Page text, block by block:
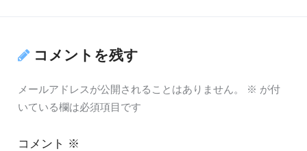
コメントを残す
メールアドレスが公開されることはありません。 ※ が付
いている欄は必須項目です
コメント ※